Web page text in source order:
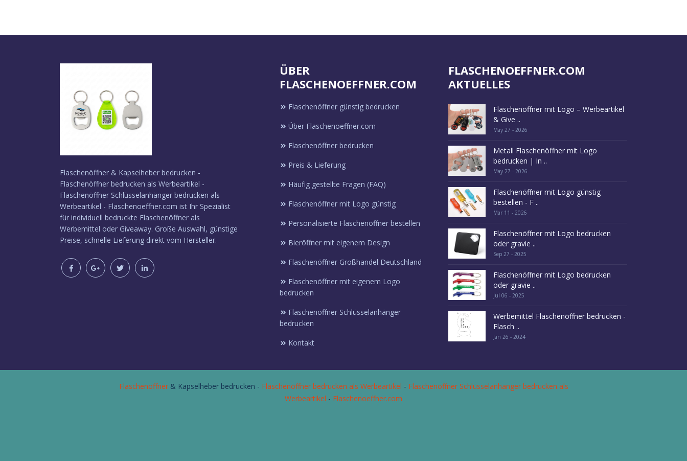
anfragen
anfragen
anfragen
anfragen
Flaschenöffner & Kapselheber bedrucken -
Flaschenöffner bedrucken als Werbeartikel -
Flaschenöffner Schlüsselanhänger bedrucken als
Werbeartikel - Flaschenoeffner.com ist Ihr Spezialist
für individuell bedruckte Flaschenöffner als
Werbemittel oder Giveaway. Große Auswahl, günstige
Preise, schnelle Lieferung direkt vom Hersteller.
ÜBER
FLASCHENOEFFNER.COM
Flaschenöffner günstig bedrucken
Über Flaschenoeffner.com
Flaschenöffner bedrucken
Preis & Lieferung
Häufig gestellte Fragen (FAQ)
Flaschenöffner mit Logo günstig
Personalisierte Flaschenöffner bestellen
Bieröffner mit eigenem Design
Flaschenöffner Großhandel Deutschland
Flaschenöffner mit eigenem Logo
bedrucken
Flaschenöffner Schlüsselanhänger
bedrucken
Kontakt
FLASCHENOEFFNER.COM
AKTUELLES
Flaschenöffner mit Logo – Werbeartikel
& Give ..
May 27 - 2026
Metall Flaschenöffner mit Logo
bedrucken | In ..
May 27 - 2026
Flaschenöffner mit Logo günstig
bestellen - F ..
Mar 11 - 2026
Flaschenöffner mit Logo bedrucken
oder gravie ..
Sep 27 - 2025
Flaschenöffner mit Logo bedrucken
oder gravie ..
Jul 06 - 2025
Werbemittel Flaschenöffner bedrucken -
Flasch ..
Jan 26 - 2024
Flaschenöffner& Kapselheber bedrucken - Flaschenöffner bedrucken als Werbeartikel - Flaschenöffner Schlüsselanhänger bedrucken als
Werbeartikel - Flaschenoeffner.com